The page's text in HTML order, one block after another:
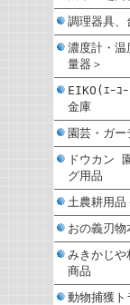
調理器具、
濃度計・温
量器＞
EIKO(ｴｰｺ
金庫
園芸・ガー
ドウカン
グ用品
土農耕用品
おの義刃
みきかじや
商品
動物捕獲ト